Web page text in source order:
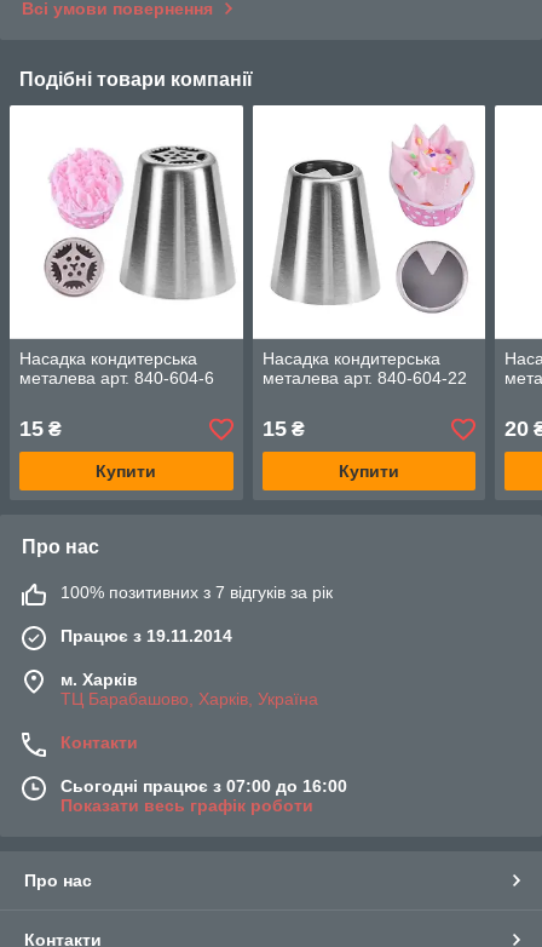
Всі умови повернення
Подібні товари компанії
Насадка кондитерська
металева арт. 840-604-6
15 ₴
Купити
Насадка кондитерська
металева арт. 840-604-22
15₴
Купити
20
Про нас
100% позитивних з 7 відгуків за рік
Працює з 19.11.2014
м. Харків
ТЦ Барабашово, Харків, Україна
Контакти
Сьогодні працює з 07:00 до 16:00
Показати весь графік роботи
Про нас
Контакти